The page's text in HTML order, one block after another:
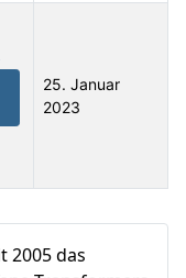
25. Januar
2023
2005 das